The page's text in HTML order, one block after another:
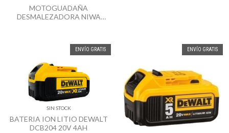
MOTOGUADAÑA
DESMALEZADORA NIWA
ENVÍO GRATIS
SIN STOCK
BATERIA ION LITIO DEWALT
DCB204 20V 4AH
ENVÍO GRATIS